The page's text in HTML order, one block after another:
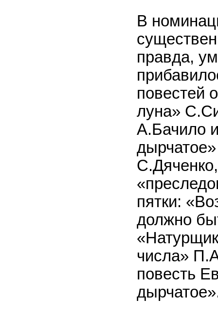
В
правда,
повестей
луна»
А.Бачило
пятки:
должно
числа»
повесть